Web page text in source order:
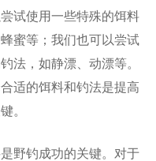
试使用一些特殊的饵料
蜜等；我们也可以尝试
法，如静漂、动漂等。
适的饵料和钓法是提高
。
野钓成功的关键。对于